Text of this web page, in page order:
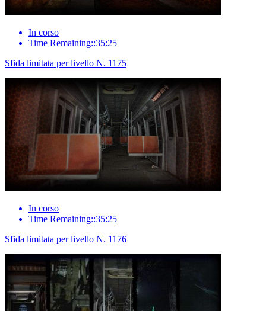
In corso
Time Remaining::35:25
Sfida limitata per livello N. 1175
In corso
Time Remaining::35:25
Sfida limitata per livello N. 1176